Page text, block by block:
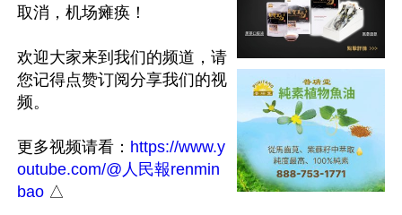
取消，机场瘫痪！
欢迎大家来到我们的频道，请
您记得点赞订阅分享我们的视
频。
更多视频请看： https://www.y
outube.com/@人民報renmin
bao